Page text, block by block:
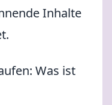
Inhalte
Was ist